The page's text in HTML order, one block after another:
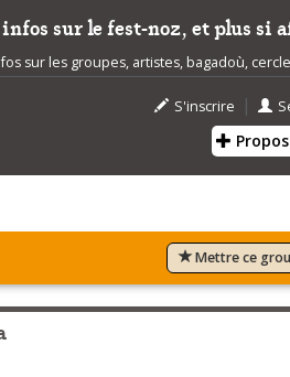
sur le fest-noz, et plus si
sur les groupes, artistes, bagadoù,
S'inscrire |
Mettre ce